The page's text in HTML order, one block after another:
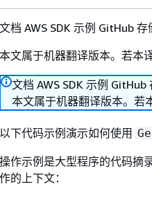
文档 AWS SDK 示例 GitHub
本文属于机器翻译版本。若本
文档 AWS SDK 示例
本文属于机器翻译版本。若
以下代码示例演示如何使用
操作示例是大型程序的代码摘
作的上下文：